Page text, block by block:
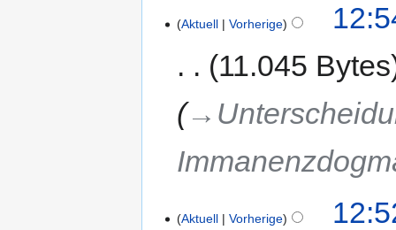
Aktuell Vorherige
11.045 Bytes
Aktuell Vorherige